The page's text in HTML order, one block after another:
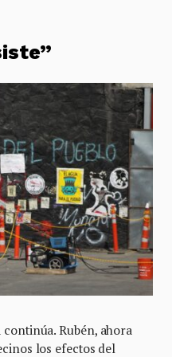
Rubén, ahora
los efectos del